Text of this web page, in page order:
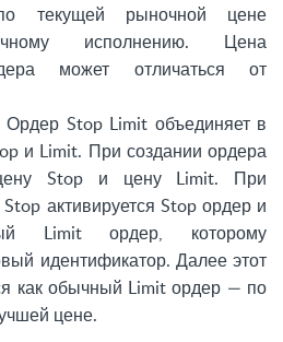
по текущей рыночной цене
исполнению. Цена
может отличаться от
Ордер Stop Limit объединяет в
и Limit. При создании ордера
Stop и цену Limit. При
активируется Stop ордер и
Limit ордер, которому
идентификатор. Далее этот
как обычный Limit ордер — по
цене.